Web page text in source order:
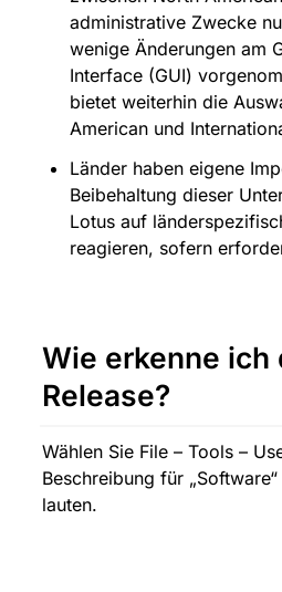
administrative Zwecke
wenige Änderungen am
Interface (GUI)
bietet weiterhin die
American und
Länder haben eigene
Beibehaltung dieser
Lotus auf
reagieren, sofern
Wie erkenne ich
Release?
Wählen Sie File – Tools –
Beschreibung für
lauten.